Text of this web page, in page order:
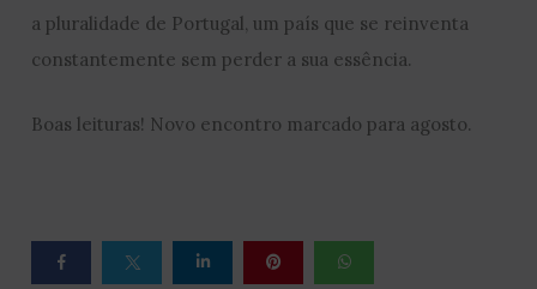
a pluralidade de Portugal, um país que se reinventa
constantemente sem perder a sua essência.
Boas leituras! Novo encontro marcado para agosto.